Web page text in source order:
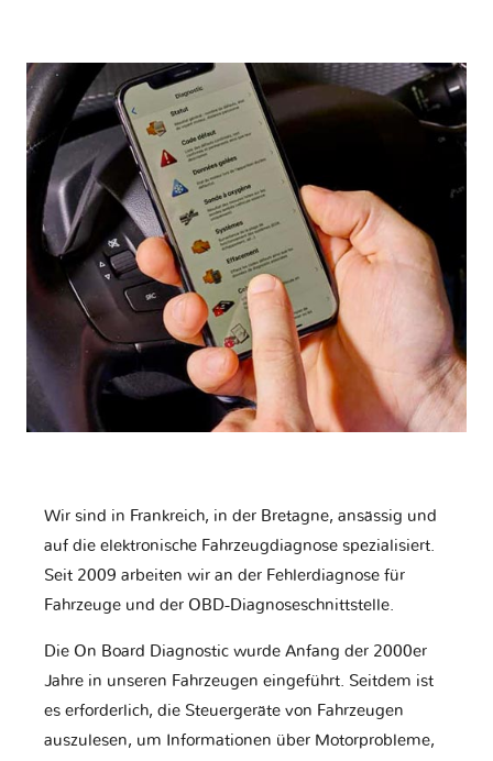
Wir sind in Frankreich, in der Bretagne, ansässig und
auf die elektronische Fahrzeugdiagnose spezialisiert.
Seit 2009 arbeiten wir an der Fehlerdiagnose für
Fahrzeuge und der OBD-Diagnoseschnittstelle.
Die On Board Diagnostic wurde Anfang der 2000er
Jahre in unseren Fahrzeugen eingeführt. Seitdem ist
es erforderlich, die Steuergeräte von Fahrzeugen
auszulesen, um Informationen über Motorprobleme,